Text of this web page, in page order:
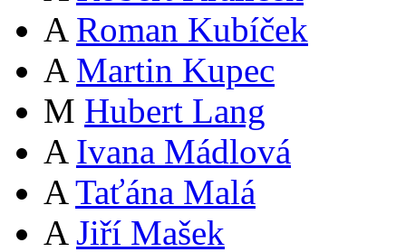
A Roman Kubíček
A Martin Kupec
M Hubert Lang
A Ivana Mádlová
A Taťána Malá
A Jiří Mašek